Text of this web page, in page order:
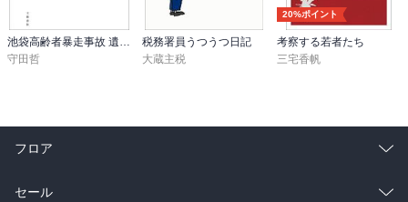
守田哲
税務署員うつうつ日記
大蔵主税
20%ポイント
考察する若者たち
三宅香帆
フロア
総合
セール